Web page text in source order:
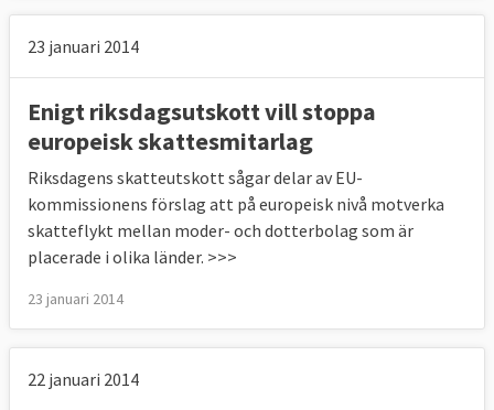
23 januari 2014
Enigt riksdagsutskott vill stoppa
europeisk skattesmitarlag
Riksdagens skatteutskott sågar delar av EU-
kommissionens förslag att på europeisk nivå motverka
skatteflykt mellan moder- och dotterbolag som är
placerade i olika länder. >>>
23 januari 2014
22 januari 2014